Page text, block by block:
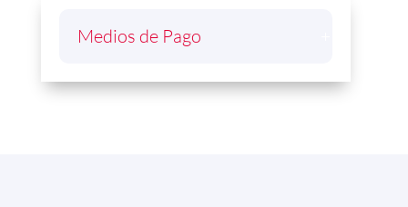
Medios de Pago